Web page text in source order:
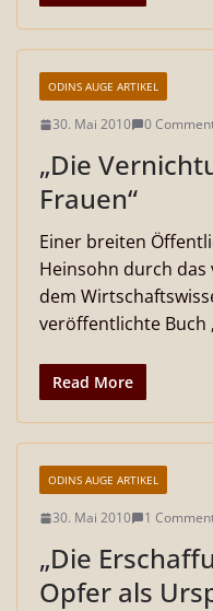
ODINS AUGE ARTIKEL
30. Mai 2010 0
„Die
Frauen“
Einer breiten
Heinsohn durch
dem
veröffentlichte Buch
Read More
ODINS AUGE ARTIKEL
30. Mai 2010 1
„Die
Opfer als